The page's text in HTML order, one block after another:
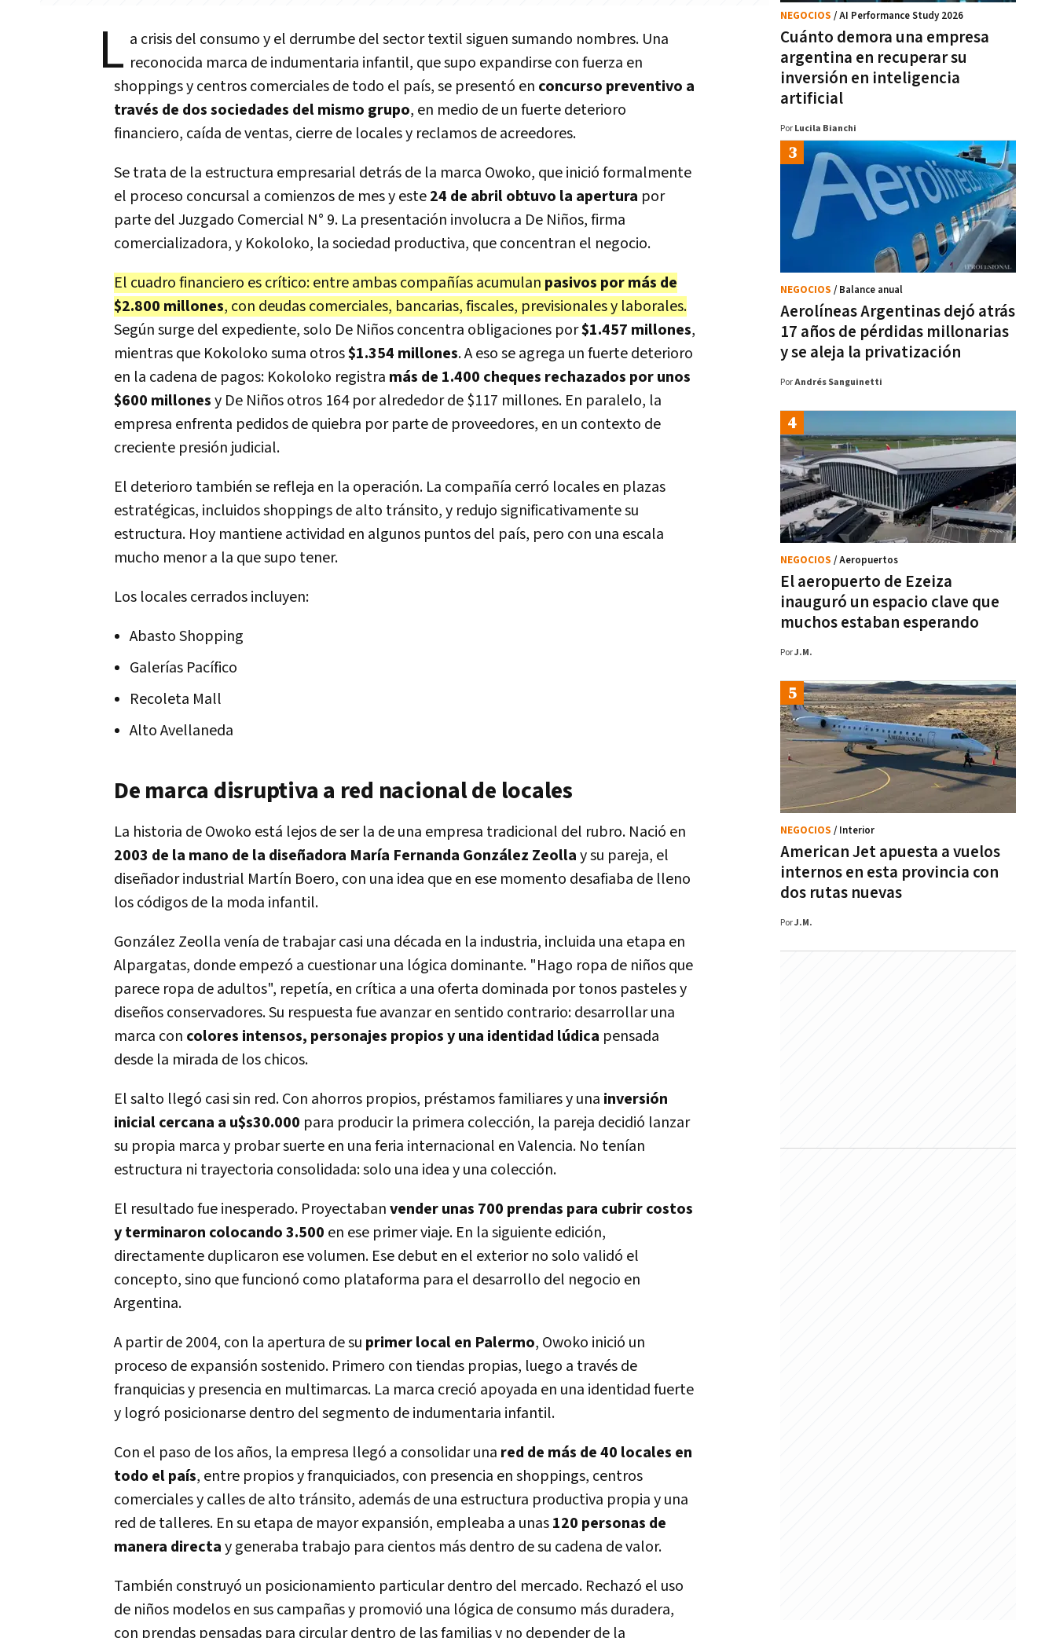
L a crisis del consumo y el derrumbe del sector textil siguen sumando nombres. Una
reconocida marca de indumentaria infantil, que supo expandirse con fuerza en
shoppings y centros comerciales de todo el país, se presentó en concurso preventivo a
través de dos sociedades del mismo grupo, en medio de un fuerte deterioro
financiero, caída de ventas, cierre de locales y reclamos de acreedores.
Se trata de la estructura empresarial detrás de la marca Owoko, que inició formalmente
el proceso concursal a comienzos de mes y este24 de abril obtuvo la apertura por
parte del Juzgado Comercial N° 9. La presentación involucra a De Niños, firma
comercializadora, y Kokoloko, la sociedad productiva, que concentran el negocio.
El cuadro financiero es crítico: entre ambas compañías acumulan pasivos por más de
$2.800 millones, con deudas comerciales, bancarias, fiscales, previsionales y laborales.
Según surge del expediente, solo De Niños concentra obligaciones por$1.457 millones,
mientras que Kokoloko suma otros$1.354 millones. A eso se agrega un fuerte deterioro
en la cadena de pagos: Kokoloko registra más de 1.400 cheques rechazados por unos
$600 millonesy De Niños otros 164 por alrededor de $117 millones. En paralelo, la
empresa enfrenta pedidos de quiebra por parte de proveedores, en un contexto de
creciente presión judicial.
El deterioro también se refleja en la operación. La compañía cerró locales en plazas
estratégicas, incluidos shoppings de alto tránsito, y redujo significativamente su
estructura. Hoy mantiene actividad en algunos puntos del país, pero con una escala
mucho menor a la que supo tener.
Los locales cerrados incluyen:
Abasto Shopping
Galerías Pacífico
Recoleta Mall
Alto Avellaneda
De marca disruptiva a red nacional de locales
La historia de Owoko está lejos de ser la de una empresa tradicional del rubro. Nació en
2003 de la mano de la diseñadora María Fernanda González Zeollay su pareja, el
diseñador industrial Martín Boero, con una idea que en ese momento desafiaba de lleno
los códigos de la moda infantil.
González Zeolla venía de trabajar casi una década en la industria, incluida una etapa en
Alpargatas, donde empezó a cuestionar una lógica dominante. "Hago ropa de niños que
parece ropa de adultos", repetía, en crítica a una oferta dominada por tonos pasteles y
diseños conservadores. Su respuesta fue avanzar en sentido contrario: desarrollar una
marca con colores intensos, personajes propios y una identidad lúdica pensada
desde la mirada de los chicos.
El salto llegó casi sin red. Con ahorros propios, préstamos familiares y una inversión
inicial cercana a u$s30.000 para producir la primera colección, la pareja decidió lanzar
su propia marca y probar suerte en una feria internacional en Valencia. No tenían
estructura ni trayectoria consolidada: solo una idea y una colección.
El resultado fue inesperado. Proyectabanvender unas 700 prendas para cubrir costos
y terminaron colocando 3.500 en ese primer viaje. En la siguiente edición,
directamente duplicaron ese volumen. Ese debut en el exterior no solo validó el
concepto, sino que funcionó como plataforma para el desarrollo del negocio en
Argentina.
A partir de 2004, con la apertura de su primer local en Palermo, Owoko inició un
proceso de expansión sostenido. Primero con tiendas propias, luego a través de
franquicias y presencia en multimarcas. La marca creció apoyada en una identidad fuerte
y logró posicionarse dentro del segmento de indumentaria infantil.
Con el paso de los años, la empresa llegó a consolidar una red de más de 40 locales en
todo el país, entre propios y franquiciados, con presencia en shoppings, centros
comerciales y calles de alto tránsito, además de una estructura productiva propia y una
red de talleres. En su etapa de mayor expansión, empleaba a unas120 personas de
manera directay generaba trabajo para cientos más dentro de su cadena de valor.
También construyó un posicionamiento particular dentro del mercado. Rechazó el uso
de niños modelos en sus campañas y promovió una lógica de consumo más duradera,
con prendas pensadas para circular dentro de las familias y no depender de la
Cuánto demora una empresa
argentina en recuperar su
inversión en inteligencia
artificial
NEGOCIOS / AI Performance Study 2026
Por Lucila Bianchi
Aerolíneas Argentinas dejó atrás
17 años de pérdidas millonarias
y se aleja la privatización
NEGOCIOS / Balance anual
PorAndrés Sanguinetti
El aeropuerto de Ezeiza
inauguró un espacio clave que
muchos estaban esperando
NEGOCIOS / Aeropuertos
PorJ.M.
American Jet apuesta a vuelos
internos en esta provincia con
dos rutas nuevas
NEGOCIOS / Interior
PorJ.M.